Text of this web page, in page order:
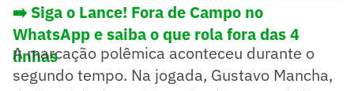
➡️ Siga o Lance! Fora de Campo no
WhatsApp e saiba o que rola fora das 4
linhas
A marcação polêmica aconteceu durante o
segundo tempo. Na jogada, Gustavo Mancha,